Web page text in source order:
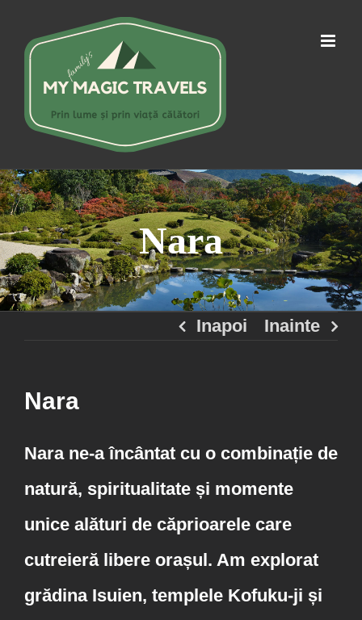
content
Nara
Inapoi Inainte
Nara
Nara ne-a încântat cu o combinație de
natură, spiritualitate și momente
unice alături de căprioarele care
cutreieră libere orașul. Am explorat
grădina Isuien, templele Kofuku-ji și